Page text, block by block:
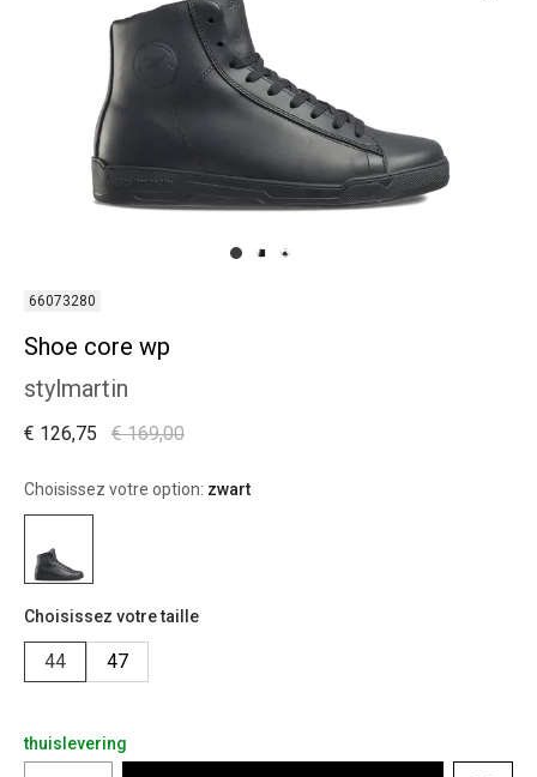
66073280
Shoe core wp
stylmartin
€ 169,00
€ 126,75
Choisissez votre option: zwart
Choisissez votre taille
44 47
thuislevering